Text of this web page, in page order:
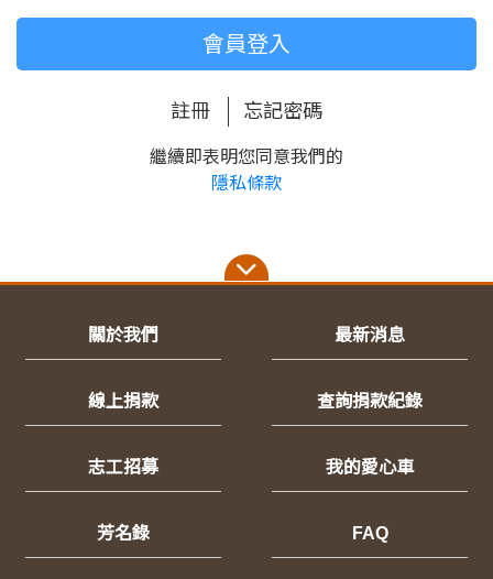
會員登入
註冊 忘記密碼
繼續即表明您同意我們的
隱私條款
關於我們 最新消息
線上捐款 查詢捐款紀錄
志工招募 我的愛心車
芳名錄 FAQ